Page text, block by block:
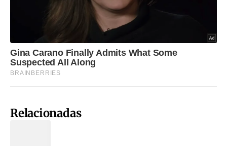
Relacionadas